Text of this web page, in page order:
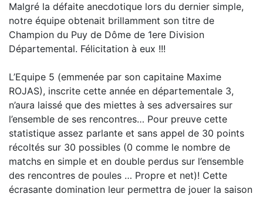
Malgré la défaite anecdotique lors du dernier simple,
notre équipe obtenait brillamment son titre de
Champion du Puy de Dôme de 1ere Division
Départemental. Félicitation à eux !!!
L’Equipe 5 (emmenée par son capitaine Maxime
ROJAS), inscrite cette année en départementale 3,
n’aura laissé que des miettes à ses adversaires sur
l’ensemble de ses rencontres… Pour preuve cette
statistique assez parlante et sans appel de 30 points
récoltés sur 30 possibles (0 comme le nombre de
matchs en simple et en double perdus sur l’ensemble
des rencontres de poules … Propre et net)! Cette
écrasante domination leur permettra de jouer la saison